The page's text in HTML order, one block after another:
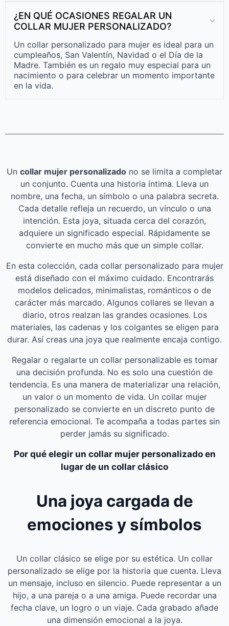
¿EN QUÉ OCASIONES REGALAR UN
COLLAR MUJER PERSONALIZADO?
Un collar personalizado para mujer es ideal para un
cumpleaños, San Valentín, Navidad o el Día de la
Madre. También es un regalo muy especial para un
nacimiento o para celebrar un momento importante
en la vida.
Un collar mujer personalizado no se limita a completar
un conjunto. Cuenta una historia íntima. Lleva un
nombre, una fecha, un símbolo o una palabra secreta.
Cada detalle refleja un recuerdo, un vínculo o una
intención. Esta joya, situada cerca del corazón,
adquiere un significado especial. Rápidamente se
convierte en mucho más que un simple collar.
En esta colección, cada collar personalizado para mujer
está diseñado con el máximo cuidado. Encontrarás
modelos delicados, minimalistas, románticos o de
carácter más marcado. Algunos collares se llevan a
diario, otros realzan las grandes ocasiones. Los
materiales, las cadenas y los colgantes se eligen para
durar. Así creas una joya que realmente encaja contigo.
Regalar o regalarte un collar personalizable es tomar
una decisión profunda. No es solo una cuestión de
tendencia. Es una manera de materializar una relación,
un valor o un momento de vida. Un collar mujer
personalizado se convierte en un discreto punto de
referencia emocional. Te acompaña a todas partes sin
perder jamás su significado.
Por qué elegir un collar mujer personalizado en
lugar de un collar clásico
Una joya cargada de
emociones y símbolos
Un collar clásico se elige por su estética. Un collar
personalizado se elige por la historia que cuenta. Lleva
un mensaje, incluso en silencio. Puede representar a un
hijo, a una pareja o a una amiga. Puede recordar una
fecha clave, un logro o un viaje. Cada grabado añade
una dimensión emocional a la joya.